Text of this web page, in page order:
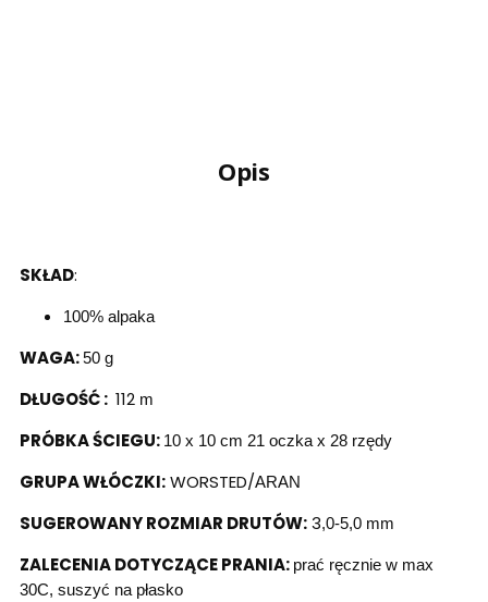
Opis
SKŁAD:
100% alpaka
WAGA:50 g
DŁUGOŚĆ : 112 m
PRÓBKA ŚCIEGU: 10 x 10 cm 21 oczka x 28 rzędy
GRUPA WŁÓCZKI:WORSTED/ARAN
SUGEROWANY ROZMIAR DRUTÓW:3,0-5,0 mm
ZALECENIA DOTYCZĄCE PRANIA: prać ręcznie w max
30C, suszyć na płasko